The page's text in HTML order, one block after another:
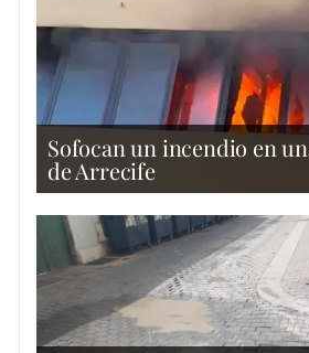
Sofocan un incendio en
de Arrecife